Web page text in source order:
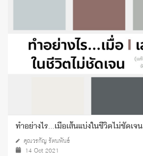
ทำอย่างไร…เมื่อเส้นแบ่งในชีวิตไม่ชัดเจน
คุณวรกัญ รัตนพันธ์
14 Oct 2021